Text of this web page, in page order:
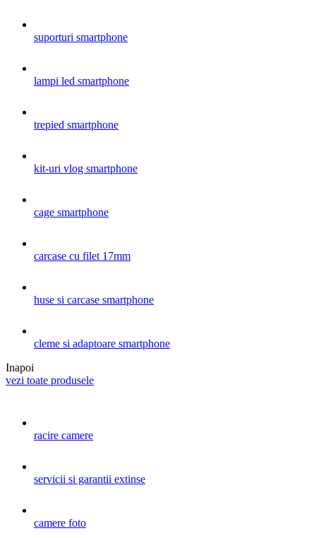
suporturi smartphone
lampi led smartphone
trepied smartphone
kit-uri vlog smartphone
cage smartphone
carcase cu filet 17mm
huse si carcase smartphone
cleme si adaptoare smartphone
Inapoi
vezi toate produsele
racire camere
servicii si garantii extinse
camere foto